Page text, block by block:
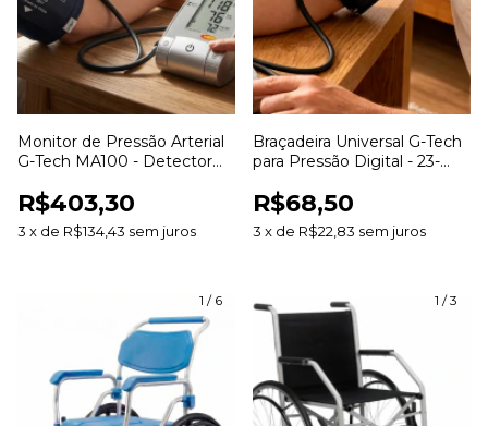
Monitor de Pressão Arterial
G-Tech MA100 - Detector
R$403,30
3 x de R$134,43 sem juros
Braçadeira Universal G-Tech
para Pressão Digital - 23-
R$68,50
3 x de R$22,83 sem juros
1 / 6 1 /3